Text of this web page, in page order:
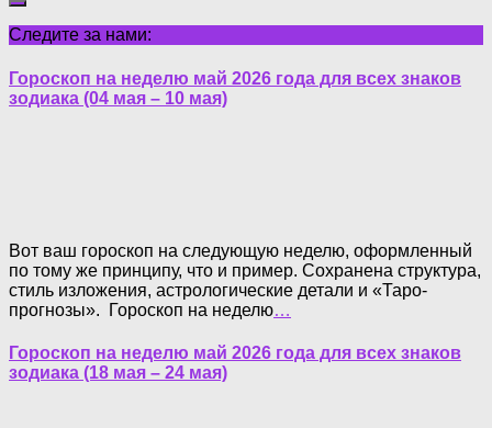
Следите за нами:
Гороскоп на неделю май 2026 года для всех знаков
зодиака (04 мая – 10 мая)
Вот ваш гороскоп на следующую неделю, оформленный
по тому же принципу, что и пример. Сохранена структура,
стиль изложения, астрологические детали и «Таро-
прогнозы». Гороскоп на неделю…
Гороскоп на неделю май 2026 года для всех знаков
зодиака (18 мая – 24 мая)